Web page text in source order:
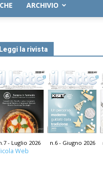
ARCHIVIO
Leggi la rivista
- Luglio 2026 n.6 - Giugno 2026
Web